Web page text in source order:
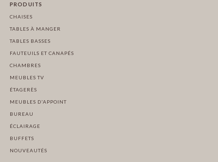
PRODUITS
CHAISES
TABLES À MANGER
TABLES BASSES
FAUTEUILS ET CANAPÉS
CHAMBRES
MEUBLES TV
ÉTAGERÈS
MEUBLES D'APPOINT
BUREAU
ÉCLAIRAGE
BUFFETS
NOUVEAUTÉS